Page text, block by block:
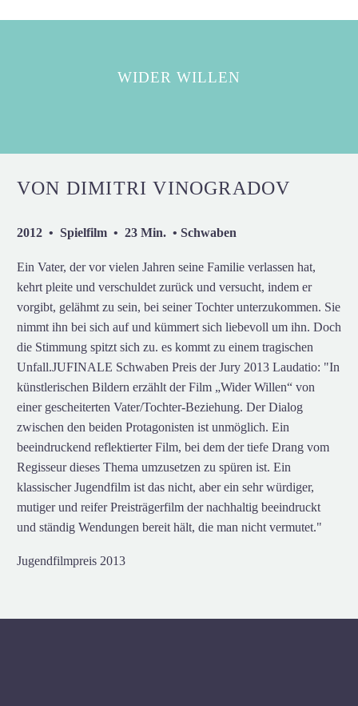
WIDER WILLEN
VON DIMITRI VINOGRADOV
2012 • Spielfilm • 23 Min. • Schwaben
Ein Vater, der vor vielen Jahren seine Familie verlassen hat,
kehrt pleite und verschuldet zurück und versucht, indem er
vorgibt, gelähmt zu sein, bei seiner Tochter unterzukommen. Sie
nimmt ihn bei sich auf und kümmert sich liebevoll um ihn. Doch
die Stimmung spitzt sich zu. es kommt zu einem tragischen
Unfall.JUFINALE Schwaben Preis der Jury 2013 Laudatio: "In
künstlerischen Bildern erzählt der Film „Wider Willen“ von
einer gescheiterten Vater/Tochter-Beziehung. Der Dialog
zwischen den beiden Protagonisten ist unmöglich. Ein
beeindruckend reflektierter Film, bei dem der tiefe Drang vom
Regisseur dieses Thema umzusetzen zu spüren ist. Ein
klassischer Jugendfilm ist das nicht, aber ein sehr würdiger,
mutiger und reifer Preisträgerfilm der nachhaltig beeindruckt
und ständig Wendungen bereit hält, die man nicht vermutet."
Jugendfilmpreis 2013